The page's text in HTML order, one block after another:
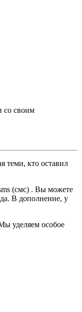
со своим
теми, кто оставил
(смс) . Вы можете
В дополнение, у
уделяем особое